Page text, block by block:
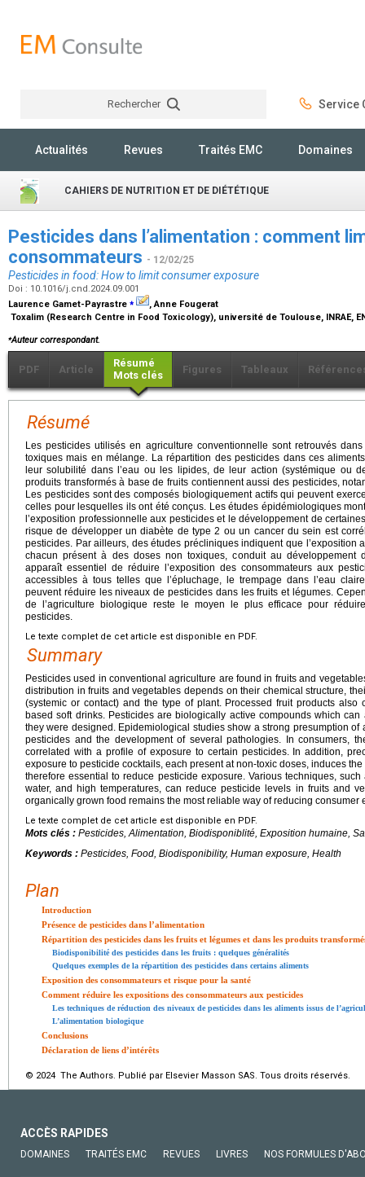
Rechercher Service
Actualités Revues Traités EMC Domaines
CAHIERS DE NUTRITION ET DE DIÉTÉTIQUE
Pesticides dans l’alimentation : comment
consommateurs - 12/02/25
Pesticides in food: How to limit consumer exposure
Doi : 10.1016/j.cnd.2024.09.001
Laurence Gamet-Payrastre ⁎
, Anne Fougerat
Toxalim (Research Centre in Food Toxicology), université de Toulouse, INRAE,
⁎Auteur correspondant.
PDF Article
Résumé
Mots clés
Figures Tableaux
Résumé
Les pesticides utilisés en agriculture conventionnelle sont retrouvés
toxiques mais en mélange. La répartition des pesticides dans ces
leur solubilité dans l’eau ou les lipides, de leur action (systémique ou
produits transformés à base de fruits contiennent aussi des pesticides,
Les pesticides sont des composés biologiquement actifs qui peuvent
celles pour lesquelles ils ont été conçus. Les études épidémiologiques
l’exposition professionnelle aux pesticides et le développement de
risque de développer un diabète de type 2 ou un cancer du sein est
pesticides. Par ailleurs, des études précliniques indiquent que l’exposition
chacun présent à des doses non toxiques, conduit au développement
apparaît essentiel de réduire l’exposition des consommateurs aux
accessibles à tous telles que l’épluchage, le trempage dans l’eau
peuvent réduire les niveaux de pesticides dans les fruits et légumes.
de l’agriculture biologique reste le moyen le plus efficace pour
pesticides.
Le texte complet de cet article est disponible en PDF.
Summary
Pesticides used in conventional agriculture are found in fruits and
distribution in fruits and vegetables depends on their chemical structure,
(systemic or contact) and the type of plant. Processed fruit products also
based soft drinks. Pesticides are biologically active compounds which
they were designed. Epidemiological studies show a strong presumption
pesticides and the development of several pathologies. In consumers,
correlated with a profile of exposure to certain pesticides. In addition,
exposure to pesticide cocktails, each present at non-toxic doses, induces
therefore essential to reduce pesticide exposure. Various techniques,
water, and high temperatures, can reduce pesticide levels in fruits and
organically grown food remains the most reliable way of reducing consumer
Le texte complet de cet article est disponible en PDF.
Mots clés : Pesticides, Alimentation, Biodisponiblité, Exposition humaine,
Keywords : Pesticides, Food, Biodisponibility, Human exposure, Health
Plan
Introduction
Présence de pesticides dans l’alimentation
Répartition des pesticides dans les fruits et légumes et dans les produits
Biodisponibilité des pesticides dans les fruits : quelques généralités
Quelques exemples de la répartition des pesticides dans certains aliments
Exposition des consommateurs et risque pour la santé
Comment réduire les expositions des consommateurs aux pesticides
Les techniques de réduction des niveaux de pesticides dans les aliments issus de
L’alimentation biologique
Conclusions
Déclaration de liens d’intérêts
© 2024 The Authors. Publié par Elsevier Masson SAS. Tous droits réservés.
ACCÈS RAPIDES
DOMAINES TRAITÉS EMC REVUES LIVRES NOS FORMULES